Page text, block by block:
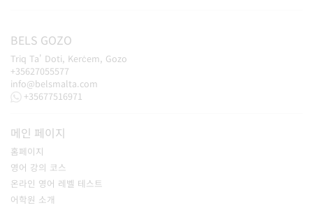
BELS GOZO
Triq Ta' Doti, Kerċem, Gozo
+35627055577
info@belsmalta.com
+35677516971
메인 페이지
홈페이지
영어 강의 코스
온라인 영어 레벨 테스트
어학원 소개